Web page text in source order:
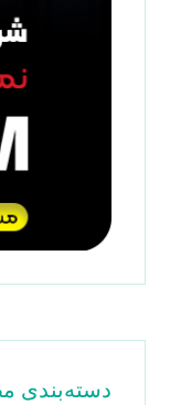
دسته‌بندی